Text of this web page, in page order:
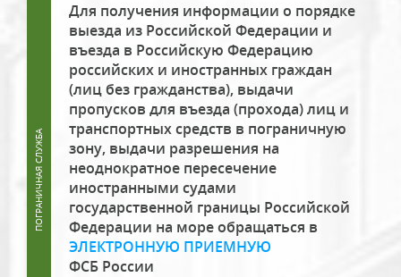
Для получения информации о порядке
выезда из Российской Федерации и
въезда в Российскую Федерацию
российских и иностранных граждан
(лиц без гражданства), выдачи
пропусков для въезда (прохода) лиц и
транспортных средств в пограничную
зону, выдачи разрешения на
неоднократное пересечение
иностранными судами
государственной границы Российской
Федерации на море обращаться в
ЭЛЕКТРОННУЮ ПРИЕМНУЮ
ФСБ России